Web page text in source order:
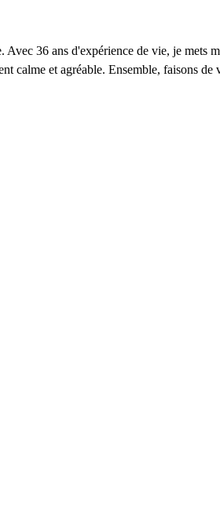
36 ans d'expérience de vie, je mets
calme et agréable. Ensemble, faisons de